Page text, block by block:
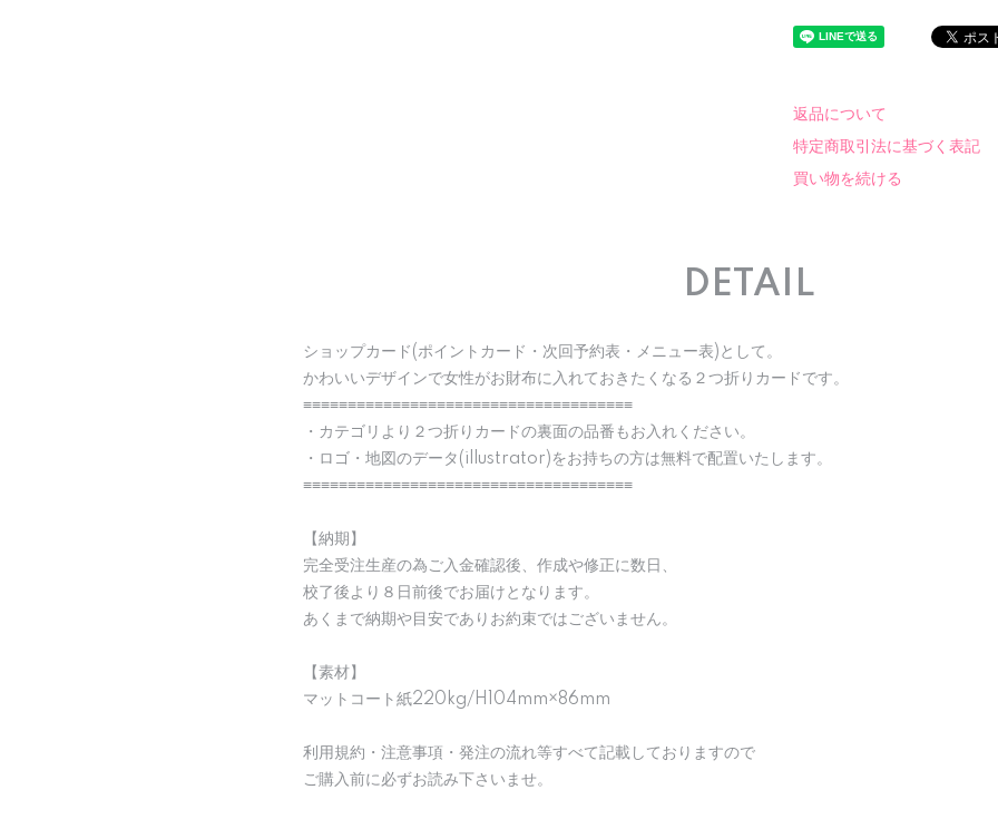
返品について
特定商取引法に基づく表記
買い物を続ける
DETAIL
ショップカード(ポイントカード・次回予約表・メニュー表)として。
かわいいデザインで女性がお財布に入れておきたくなる２つ折りカードです。
≡≡≡≡≡≡≡≡≡≡≡≡≡≡≡≡≡≡≡≡≡≡≡≡≡≡≡≡≡≡≡≡≡≡≡≡≡
・カテゴリより２つ折りカードの裏面の品番もお入れください。
・ロゴ・地図のデータ(illustrator)をお持ちの方は無料で配置いたします。
≡≡≡≡≡≡≡≡≡≡≡≡≡≡≡≡≡≡≡≡≡≡≡≡≡≡≡≡≡≡≡≡≡≡≡≡≡
【納期】
完全受注生産の為ご入金確認後、作成や修正に数日、
校了後より８日前後でお届けとなります。
あくまで納期や目安でありお約束ではございません。
【素材】
マットコート紙220kg/H104mm×86mm
利用規約・注意事項・発注の流れ等すべて記載しておりますので
ご購入前に必ずお読み下さいませ。